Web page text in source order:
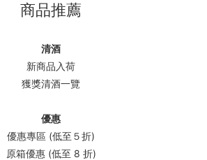
商品推薦
清酒
新商品入荷
獲獎清酒一覽
優惠
優惠專區 (低至５折)
原箱優惠 (低至 8 折)